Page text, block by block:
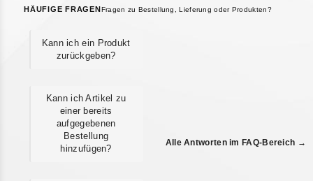
HÄUFIGE FRAGEN Fragen zu Bestellung, Lieferung oder Produkten?
Kann ich ein Produkt
zurückgeben?
Kann ich Artikel zu
einer bereits
aufgegebenen
Bestellung
hinzufügen?
Alle Antworten im FAQ-Bereich →